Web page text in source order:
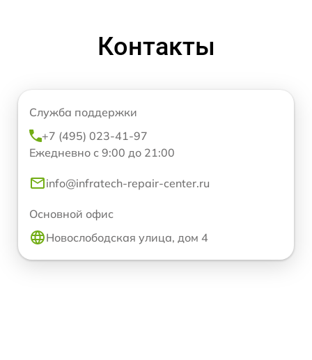
Контакты
Служба поддержки
+7 (495) 023-41-97
Ежедневно с 9:00 до 21:00
info@infratech-repair-center.ru
Основной офис
Новослободская улица, дом 4